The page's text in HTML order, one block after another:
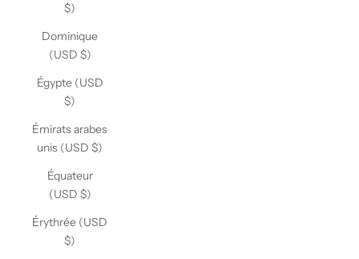
$)
Dominique
(USD $)
Égypte (USD
$)
Émirats arabes
unis (USD $)
Équateur
(USD $)
Érythrée (USD
$)